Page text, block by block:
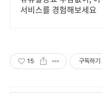
서비스를 경험해보세요
15 구독하기